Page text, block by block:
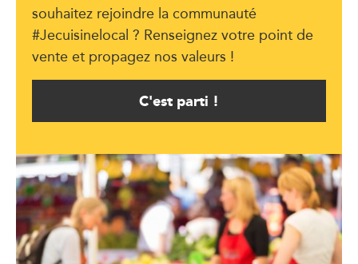
souhaitez rejoindre la communauté
#Jecuisinelocal ? Renseignez votre point de
vente et propagez nos valeurs !
C'est parti !